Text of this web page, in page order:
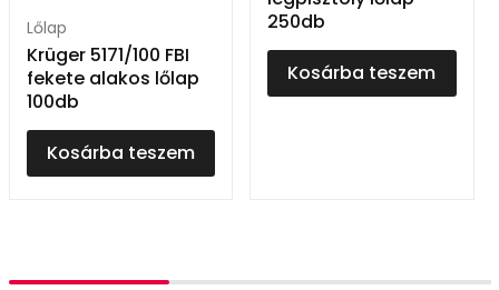
Lőlap
Krüger 5171/100 FBI
fekete alakos lőlap
100db
Kosárba teszem
250db
Kosárba teszem